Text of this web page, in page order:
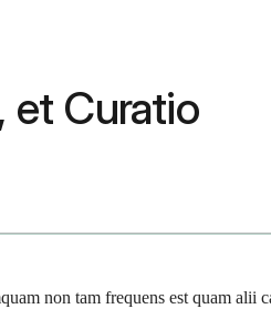
et Curatio
non tam frequens est quam